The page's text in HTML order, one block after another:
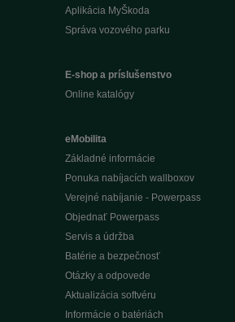
Aplikácia MyŠkoda
Správa vozového parku
E-shop a príslušenstvo
Online katalógy
eMobilita
Základné informácie
Ponuka nabíjacích wallboxov
Verejné nabíjanie - Powerpass
Objednať Powerpass
Servis a údržba
Batérie a bezpečnosť
Otázky a odpovede
Aktualizácia softvéru
Informácie o batériách